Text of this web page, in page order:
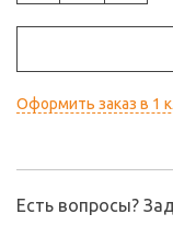
Оформить заказ в 1
Есть вопросы?